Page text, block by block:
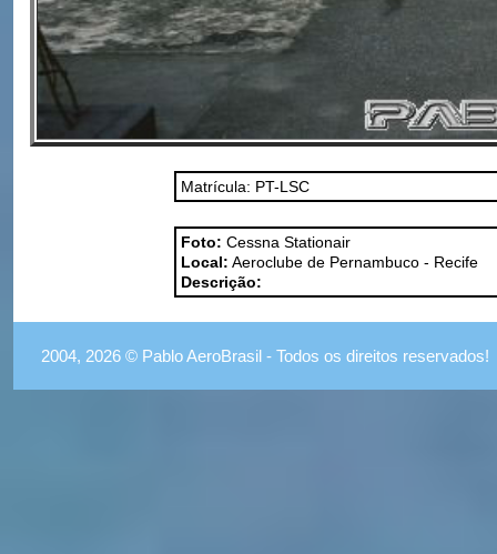
Matrícula: PT-LSC
Foto: Cessna Stationair
Local: Aeroclube de Pernambuco - Recife
Descrição:
2004, 2026 © Pablo AeroBrasil - Todos os direitos reservados!